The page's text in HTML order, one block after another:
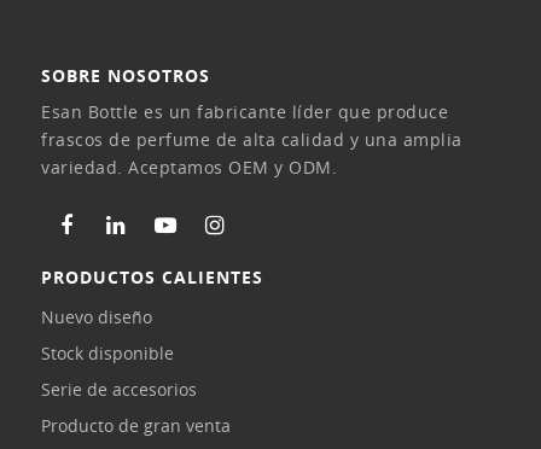
SOBRE NOSOTROS
Esan Bottle es un fabricante líder que produce
frascos de perfume de alta calidad y una amplia
variedad. Aceptamos OEM y ODM.
PRODUCTOS CALIENTES
Nuevo diseño
Stock disponible
Serie de accesorios
Producto de gran venta